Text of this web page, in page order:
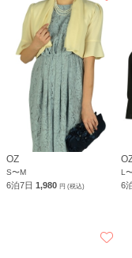
OZ
S〜M
6泊7日 1,980 円 (税込)
L
6